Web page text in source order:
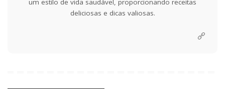
um estilo de vida saudável, proporcionando receitas
deliciosas e dicas valiosas.